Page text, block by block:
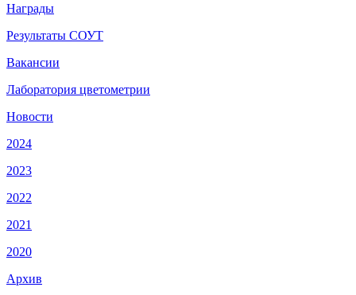
Награды
Результаты СОУТ
Вакансии
Лаборатория цветометрии
Новости
2024
2023
2022
2021
2020
Архив